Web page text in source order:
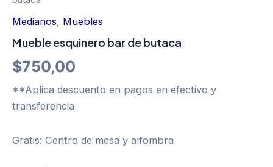
Medianos, Muebles
Mueble esquinero bar de butaca
$750,00
**Aplica descuento en pagos en efectivo y
transferencia
Gratis: Centro de mesa y alfombra